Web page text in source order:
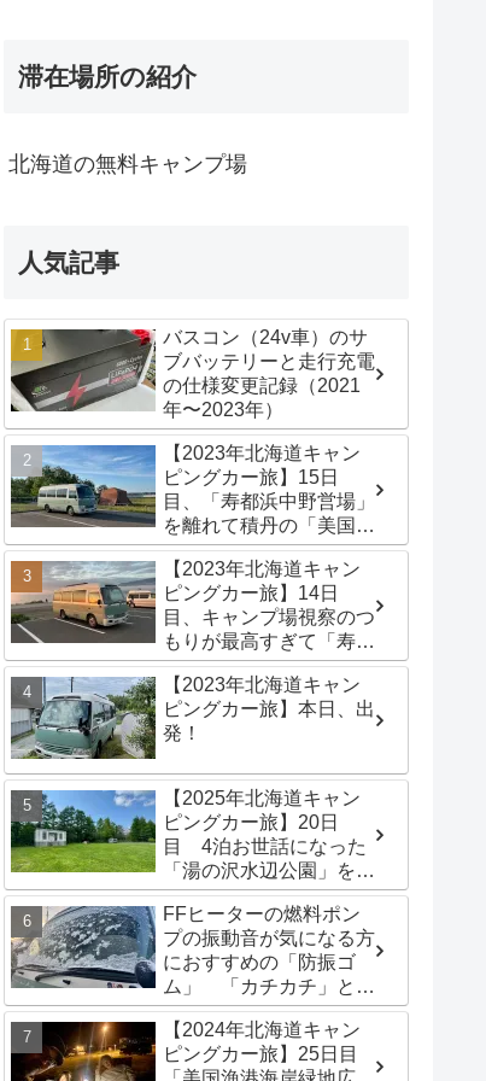
滞在場所の紹介
北海道の無料キャンプ場
人気記事
バスコン（24v車）のサ
ブバッテリーと走行充電
の仕様変更記録（2021
年〜2023年）
【2023年北海道キャン
ピングカー旅】15日
目、「寿都浜中野営場」
を離れて積丹の「美国漁
港海岸緑地広場」でター
プテントを立てる
【2023年北海道キャン
ピングカー旅】14日
目、キャンプ場視察のつ
もりが最高すぎて「寿都
浜中野営場」滞在するこ
とに
【2023年北海道キャン
ピングカー旅】本日、出
発！
【2025年北海道キャン
ピングカー旅】20日
目 4泊お世話になった
「湯の沢水辺公園」を出
発し、「函館トヨタ 森
店」でキャンピングカー
のオイル交換完了！今日
は伊達市の「徳舜瞥山麓
キャンプ場」へ
FFヒーターの燃料ポン
プの振動音が気になる方
におすすめの「防振ゴ
ム」 「カチカチ」とい
う機械音は別対策が必要
です
【2024年北海道キャン
ピングカー旅】25日目